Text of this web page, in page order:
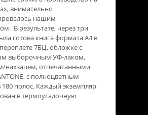
внимательно
нашим
В результате, через три
готова книга формата А4 в
7БЦ, обложке с
выборочным УФ-лаком,
нахзацем, отпечатанными
с полноцветным
полос. Каждый экземпляр
в термоусадочную